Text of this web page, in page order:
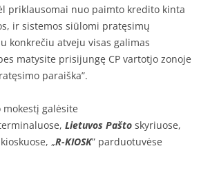
priklausomai nuo paimto kredito kinta
ir sistemos siūlomi pratęsimų
konkrečiu atveju visas galimas
matysite prisijungę CP vartotjo zonoje
paraiška”.
galėsite
Lietuvos Pašto skyriuose,
kioskuose, „R-KIOSK” parduotuvėse